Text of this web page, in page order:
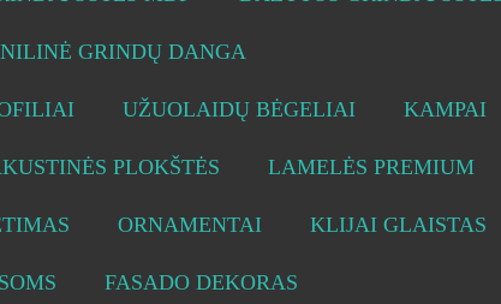
GRINDŲ DANGA
UŽUOLAIDŲ BĖGELIAI KAMPAI
PLOKŠTĖS LAMELĖS PREMIUM
ORNAMENTAI KLIJAI GLAISTAS
FASADO DEKORAS